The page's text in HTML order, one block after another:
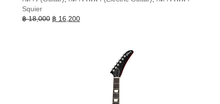
Squier
฿18,000 Original
฿ 16,200Current